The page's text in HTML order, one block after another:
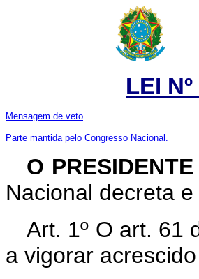
LEI
Mensagem de veto
Parte mantida pelo Congresso Nacional.
O
Nacional decreta
Art. 1º O art. 61
a vigorar